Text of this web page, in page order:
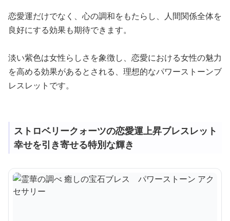
恋愛運だけでなく、心の調和をもたらし、人間関係全体を
良好にする効果も期待できます。
淡い紫色は女性らしさを象徴し、恋愛における女性の魅力
を高める効果があるとされる、理想的なパワーストーンブ
レスレットです。
ストロベリークォーツの恋愛運上昇ブレスレット
幸せを引き寄せる特別な輝き